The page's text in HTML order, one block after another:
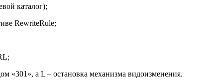
каталог);
RewriteRule;
«301», а L – остановка механизма видоизменения.